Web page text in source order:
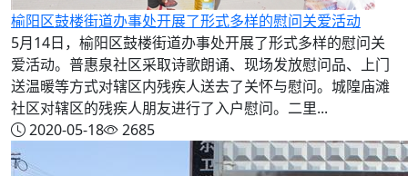
榆阳区鼓楼街道办事处开展了形式多样的慰问关爱活动
5月14日，榆阳区鼓楼街道办事处开展了形式多样的慰问关
爱活动。普惠泉社区采取诗歌朗诵、现场发放慰问品、上门
送温暖等方式对辖区内残疾人送去了关怀与慰问。城隍庙滩
社区对辖区的残疾人朋友进行了入户慰问。二里...
2020-05-18
2685